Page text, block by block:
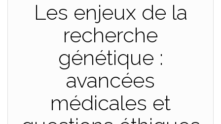
Les enjeux de la
recherche
génétique :
avancées
médicales et